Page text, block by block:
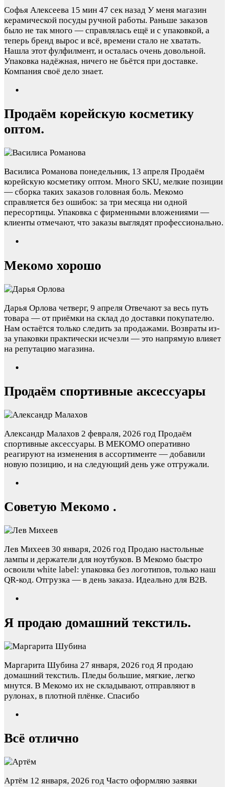
Софья Алексеева 15 мин 47 сек назад У меня магазин
керамической посуды ручной работы. Раньше заказов
было не так много — справлялась ещё и с упаковкой, а
теперь бренд вырос и всё, времени стало не хватать.
Нашла этот фулфилмент, и осталась очень довольной.
Упаковка надёжная, ничего не бьётся при доставке.
Компания своё дело знает.
Продаём корейскую косметику
оптом.
Василиса Романова понедельник, 13 апреля Продаём
корейскую косметику оптом. Много SKU, мелкие позиции
— сборка таких заказов головная боль. Мекомо
справляется без ошибок: за три месяца ни одной
пересортицы. Упаковка с фирменными вложениями —
клиенты отмечают, что заказы выглядят профессионально.
Мекомо хорошо
Дарья Орлова четверг, 9 апреля Отвечают за весь путь
товара — от приёмки на склад до доставки покупателю.
Нам остаётся только следить за продажами. Возвраты из-
за упаковки практически исчезли — это напрямую влияет
на репутацию магазина.
Продаём спортивные аксессуары
Александр Малахов 2 февраля, 2026 год Продаём
спортивные аксессуары. В MEKOMO оперативно
реагируют на изменения в ассортименте — добавили
новую позицию, и на следующий день уже отгружали.
Советую Мекомо .
Лев Михеев 30 января, 2026 год Продаю настольные
лампы и держатели для ноутбуков. В Мекомо быстро
освоили white label: упаковка без логотипов, только наш
QR-код. Отгрузка — в день заказа. Идеально для B2B.
Я продаю домашний текстиль.
Маргарита Шубина 27 января, 2026 год Я продаю
домашний текстиль. Пледы большие, мягкие, легко
мнутся. В Мекомо их не складывают, отправляют в
рулонах, в плотной плёнке. Спасибо
Всё отлично
Артём 12 января, 2026 год Часто оформляю заявки